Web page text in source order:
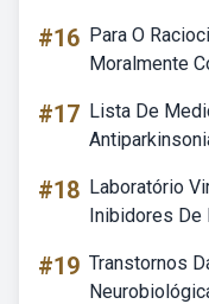
#16 Para O
Moralmente
#17 Lista De
#18 Laboratório
Inibidores De
#19 Transtornos